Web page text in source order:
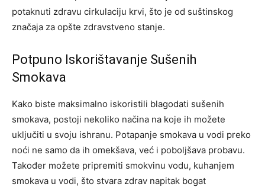
potaknuti zdravu cirkulaciju krvi, što je od suštinskog
značaja za opšte zdravstveno stanje.
Potpuno Iskorištavanje Sušenih
Smokava
Kako biste maksimalno iskoristili blagodati sušenih
smokava, postoji nekoliko načina na koje ih možete
uključiti u svoju ishranu. Potapanje smokava u vodi preko
noći ne samo da ih omekšava, već i poboljšava probavu.
Također možete pripremiti smokvinu vodu, kuhanjem
smokava u vodi, što stvara zdrav napitak bogat